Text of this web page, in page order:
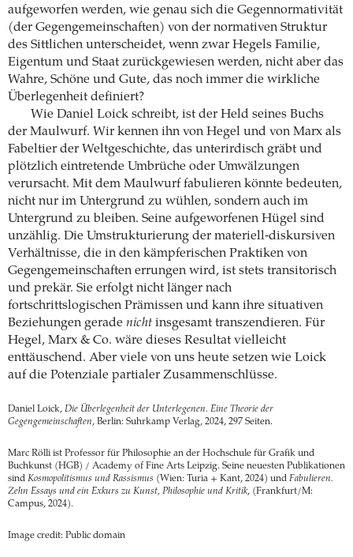
aufgeworfen werden, wie genau sich die Gegennormativität
(der Gegengemeinschaften) von der normativen Struktur
des Sittlichen unterscheidet, wenn zwar Hegels Familie,
Eigentum und Staat zurückgewiesen werden, nicht aber das
Wahre, Schöne und Gute, das noch immer die wirkliche
Überlegenheit definiert?
Wie Daniel Loick schreibt, ist der Held seines Buchs
der Maulwurf. Wir kennen ihn von Hegel und von Marx als
Fabeltier der Weltgeschichte, das unterirdisch gräbt und
plötzlich eintretende Umbrüche oder Umwälzungen
verursacht. Mit dem Maulwurf fabulieren könnte bedeuten,
nicht nur im Untergrund zu wühlen, sondern auch im
Untergrund zu bleiben. Seine aufgeworfenen Hügel sind
unzählig. Die Umstrukturierung der materiell-diskursiven
Verhältnisse, die in den kämpferischen Praktiken von
Gegengemeinschaften errungen wird, ist stets transitorisch
und prekär. Sie erfolgt nicht länger nach
fortschrittslogischen Prämissen und kann ihre situativen
Beziehungen gerade nicht insgesamt transzendieren. Für
Hegel, Marx & Co. wäre dieses Resultat vielleicht
enttäuschend. Aber viele von uns heute setzen wie Loick
auf die Potenziale partialer Zusammenschlüsse.
Daniel Loick, Die Überlegenheit der Unterlegenen. Eine Theorie der
Gegengemeinschaften, Berlin: Suhrkamp Verlag, 2024, 297 Seiten.
Marc Rölli ist Professor für Philosophie an der Hochschule für Grafik und
Buchkunst (HGB) / Academy of Fine Arts Leipzig. Seine neuesten Publikationen
sind Kosmopolitismus und Rassismus (Wien: Turia + Kant, 2024) und Fabulieren.
Zehn Essays und ein Exkurs zu Kunst, Philosophie und Kritik, (Frankfurt/M:
Campus, 2024).
Image credit: Public domain